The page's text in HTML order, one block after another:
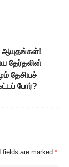
ஆயுதங்கள்!
தேர்தலின்
தேசியச்
போர்?
fields are marked *